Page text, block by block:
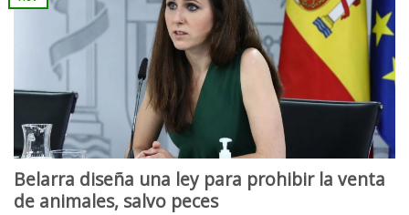
Belarra diseña una ley para prohibir la venta
de animales, salvo peces